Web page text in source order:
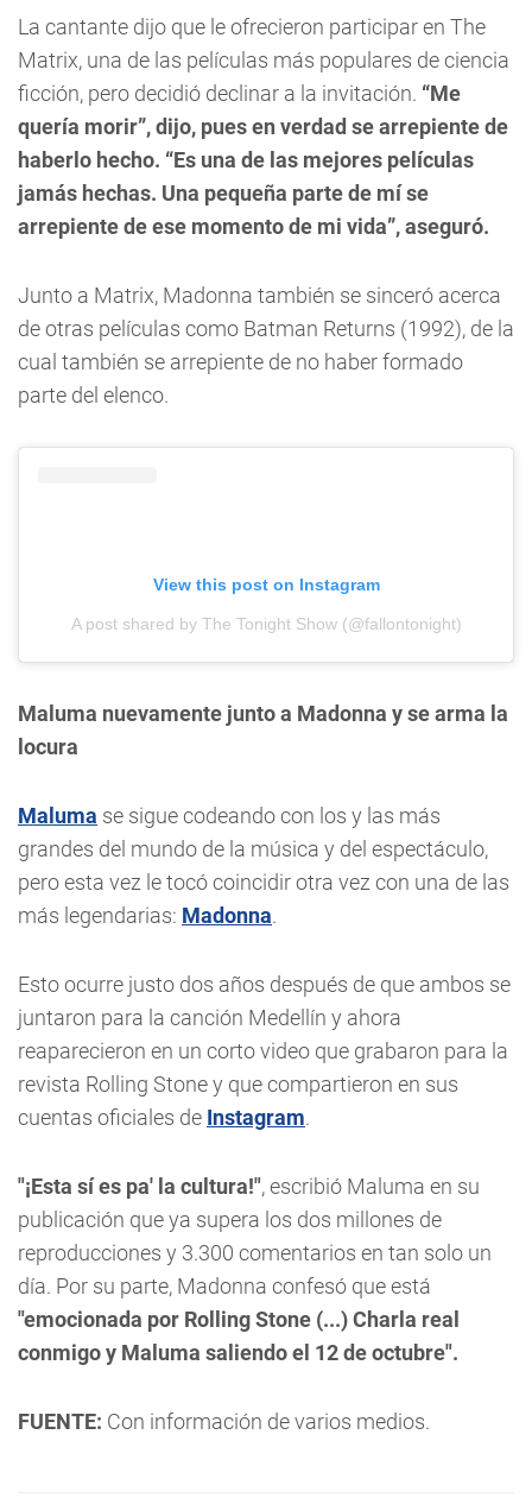
La cantante dijo que le ofrecieron participar en The
Matrix, una de las películas más populares de ciencia
ficción, pero decidió declinar a la invitación. “Me
quería morir”, dijo, pues en verdad se arrepiente de
haberlo hecho. “Es una de las mejores películas
jamás hechas. Una pequeña parte de mí se
arrepiente de ese momento de mi vida”, aseguró.
Junto a Matrix, Madonna también se sinceró acerca
de otras películas como Batman Returns (1992), de la
cual también se arrepiente de no haber formado
parte del elenco.
View this post on Instagram
A post shared by The Tonight Show (@fallontonight)
Maluma nuevamente junto a Madonna y se arma la
locura
Maluma se sigue codeando con los y las más
grandes del mundo de la música y del espectáculo,
pero esta vez le tocó coincidir otra vez con una de las
más legendarias: Madonna.
Esto ocurre justo dos años después de que ambos se
juntaron para la canción Medellín y ahora
reaparecieron en un corto video que grabaron para la
revista Rolling Stone y que compartieron en sus
cuentas oficiales de Instagram.
"¡Esta sí es pa' la cultura!", escribió Maluma en su
publicación que ya supera los dos millones de
reproducciones y 3.300 comentarios en tan solo un
día. Por su parte, Madonna confesó que está
"emocionada por Rolling Stone (...) Charla real
conmigo y Maluma saliendo el 12 de octubre".
FUENTE: Con información de varios medios.